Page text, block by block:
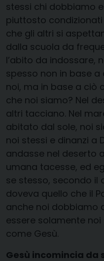
stessi chi dobbiamo
piuttosto
che gli altri si
dalla scuola da
l’abito da indossare,
spesso non in base
noi, ma in base a ciò
che noi siamo? Nel
altri tacciano. Nel
abitato dal sole, noi
noi stessi e dinanzi a
andasse nel deserto
umana tacesse, ed
se stesso, secondo il
doveva quello che il
anche noi dobbiamo
essere solamente noi
come Gesù.
Gesù incomincia da